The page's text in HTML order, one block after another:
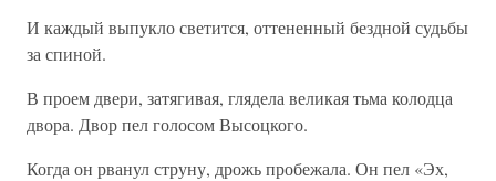
И каждый выпукло светится, оттененный бездной судьбы
за спиной.
В проем двери, затягивая, глядела великая тьма колодца
двора. Двор пел голосом Высоцкого.
Когда он рванул струну, дрожь пробежала. Он пел «Эх,